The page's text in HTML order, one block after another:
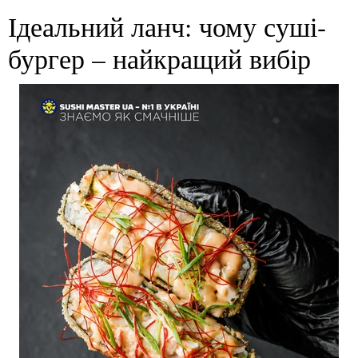
Ідеальний ланч: чому суші-
бургер – найкращий вибір